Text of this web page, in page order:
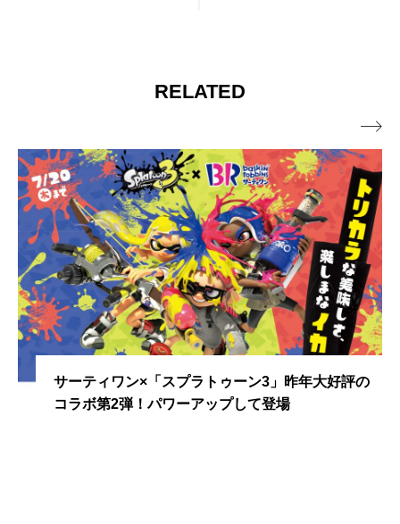
RELATED
サーティワン×「スプラトゥーン3」昨年大好評の
コラボ第2弾！パワーアップして登場
